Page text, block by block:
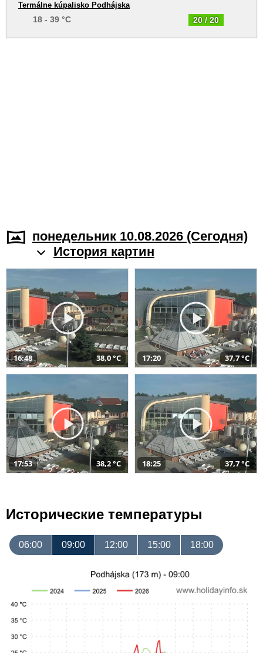
20 / 20
Termálne kúpalisko Podhájska
18 - 39 °C
понедельник 10.08.2026 (Cегодня)
История картин
16:48 38,0 °C 17:20 37,7 °C
17:53 38,2 °C 18:25 37,7 °C
Исторические температуры
06:00 09:00 12:00 15:00 18:00